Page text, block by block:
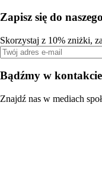
Zapisz się do
Skorzystaj z 10% zniżki,
Bądźmy w kontakcie
Znajdź nas w mediach